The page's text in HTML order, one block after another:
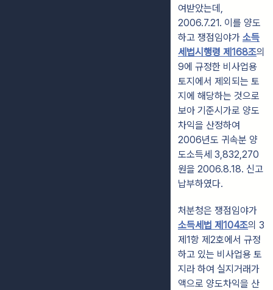
여받았는데,
2006.7.21. 이를 양도
하고 쟁점임야가 소득
세법시행령 제168조의
9에 규정한 비사업용
토지에서 제외되는 토
지에 해당하는 것으로
보아 기준시가로 양도
차익을 산정하여
2006년도 귀속분 양
도소득세 3,832,270
원을 2006.8.18. 신고
납부하였다.
처분청은 쟁점임야가
소득세법 제104조의 3
제1항 제2호에서 규정
하고 있는 비사업용 토
지라 하여 실지거래가
액으로 양도차익을 산